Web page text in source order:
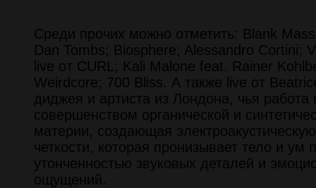
Среди прочих можно отметить: Blank
Dan Tombs; Biosphere; Alessandro Cortini;
live от CURL; Kali Malone feat. Rainer
Weirdcore; 700 Bliss. А также live от
диджея и артиста из Лондона, чья работа
совершенством органической и
материи, создающая
четкости, которая пронизывает тело и
утонченностью звуковых деталей и
ощущений.